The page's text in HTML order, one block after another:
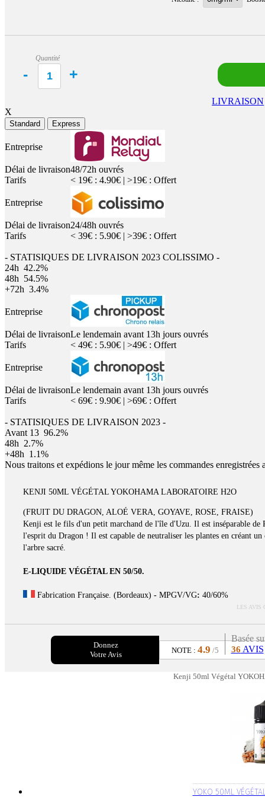
Quantité
LIVRAISON
X
Standard Express
Entreprise
Délai de livraison48/72h ouvrés
Tarifs
< 19€ : 4.90€ | >19€ : Offert
Entreprise
Délai de livraison24/48h ouvrés
Tarifs
< 39€ : 5.90€ | >39€ : Offert
- STATISIQUES DE LIVRAISON 2023 COLISSIMO -
24h 42.2%
48h 54.5%
+72h 3.4%
Entreprise
Délai de livraisonLe lendemain avant 13h jours ouvrés
Tarifs
< 49€ : 5.90€ | >49€ : Offert
Entreprise
Délai de livraisonLe lendemain avant 13h jours ouvrés
Tarifs
< 69€ : 9.90€ | >69€ : Offert
- STATISIQUES DE LIVRAISON 2023 -
Avant 13 96.2%
48h 2.7%
+48h 1.1%
Nous traitons et expédions le jour même les commandes
KENJI 50ML VÉGÉTAL YOKOHAMA LABORATOIRE H2O
(FRUIT DU DRAGON, ALOÉ VERA, GOYAVE, ROSE, FRAISE)
Kenji est le fils d'un petit marchand de l'île d'Uzu. Il est inséparable
l'esprit du Dragon ! Il est capable de neutraliser les plantes en créant
l'arbre sacré.
E-LIQUIDE VÉGÉTAL EN 50/50.
Fabrication Française. (Bordeaux) - MPGV/VG: 40/60%
LES AVIS
Donnez
Votre Avis
NOTE : 4.9 /5
Basée
36 AVIS
Kenji 50ml Végétal
YOKO 50ML